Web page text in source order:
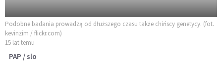
Podobne badania prowadzą od dłuższego czasu także chińscy genetycy. (fot.
kevinzim / flickr.com)
15 lat temu
PAP / slo